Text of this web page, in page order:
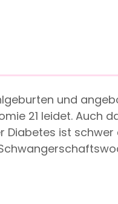
und
21 leidet. Auch
ist schwer